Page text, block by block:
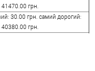
41470.00 грн.
30.00 грн. самий дорогий:
40380.00 грн.